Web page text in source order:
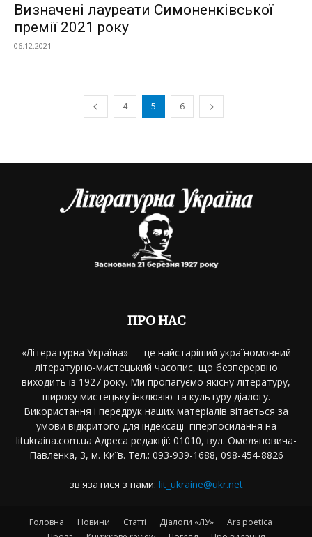
Визначені лауреати Симоненківської
премії 2021 року
06.12.2021
4 5 6
ПРО НАС
«Літературна Україна» — це найстаріший україномовний
літературно-мистецький часопис, що безперервно
виходить із 1927 року. Ми пропагуємо якісну літературу,
широку мистецьку інклюзію та культуру діалогу.
Використання і передрук наших матеріалів вітається за
умови відкритого для індексації гіперпосилання на
litukraina.com.ua Адреса редакції: 01010, вул. Омеляновича-
Павленка, 3, м. Київ. Тел.: 093-939-1688, 098-454-8826
зв'язатися з нами: lit_ukraine@ukr.net
Головна Новини Статті Діалоги «ЛУ»
Ars poetica